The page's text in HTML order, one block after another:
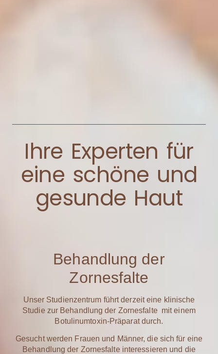
Ihre Experten für
eine schöne und
gesunde Haut
Behandlung der
Zornesfalte
Unser Studienzentrum führt derzeit eine klinische
Studie zur Behandlung der Zornesfalte mit einem
Botulinumtoxin-Präparat durch.
Gesucht werden Frauen und Männer, die sich für eine
Behandlung der Zornesfalte interessieren und die